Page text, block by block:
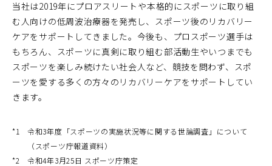
当社は2019年にプロアスリートや本格的にスポーツに取り組
む人向けの低周波治療器を発売し、スポーツ後のリカバリー
ケアをサポートしてきました。今後も、プロスポーツ選手は
もちろん、スポーツに真剣に取り組む部活動生やいつまでも
スポーツを楽しみ続けたい社会人など、競技を問わず、スポ
ーツを愛する多くの方々のリカバリーケアをサポートしてい
きます。
*1
令和3年度「スポーツの実施状況等に関する世論調査」について
（スポーツ庁報道資料）
*2
令和4年3月25日 スポーツ庁策定